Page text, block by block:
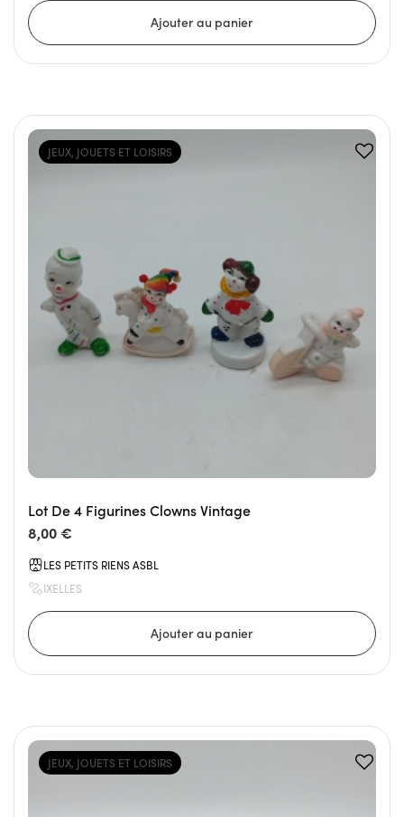
JEUX, JOUETS ET LOISIRS
Lot De 4 Figurines Clowns Vintage
8,00 €
LES PETITS RIENS ASBL
IXELLES
JEUX, JOUETS ET LOISIRS